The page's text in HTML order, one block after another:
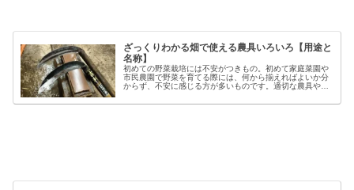
ざっくりわかる畑で使える農具いろいろ【用途と
名称】
初めての野菜栽培には不安がつきもの。初めて家庭菜園や
市民農園で野菜を育てる際には、何から揃えればよいか分
からず、不安に感じる方が多いものです。適切な農具や資
しますが、種類も多く、初心者には...